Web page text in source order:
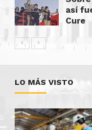
así
Cure
LO MÁS VISTO